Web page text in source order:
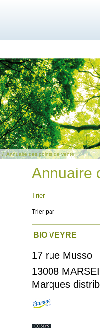
/Annuaire des points de vente
Annuaire
Trier
Trier par
BIO VEYRE
17 rue Musso
13008
Marques